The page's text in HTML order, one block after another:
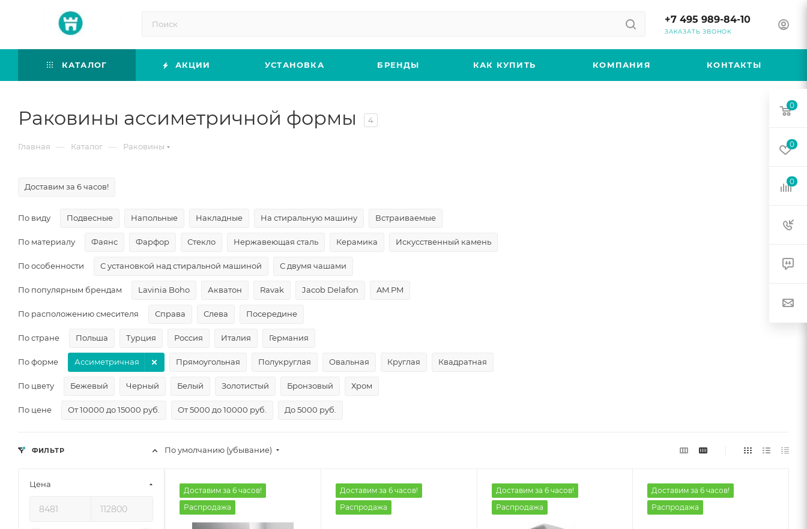
+7 495 989-84-10
ЗАКАЗАТЬ ЗВОНОК
КАТАЛОГ АКЦИИ УСТАНОВКА БРЕНДЫ КАК КУПИТЬ КОМПАНИЯ КОНТАКТЫ
Раковины ассиметричной формы 4
Главная — Каталог — Раковины
Доставим за 6 часов!
По виду Подвесные Напольные Накладные На стиральную машину Встраиваемые
По материалу Фаянс Фарфор Стекло Нержавеющая сталь Керамика Искусственный камень
По особенности С установкой над стиральной машиной С двумя чашами
По популярным брендам Lavinia Boho Акватон Ravak Jacob Delafon AM.PM
По расположению смесителя Справа Слева Посередине
По стране Польша Турция Россия Италия Германия
По форме Прямоугольная Полукруглая Овальная Круглая Квадратная
Ассиметричная
По цвету Бежевый Черный Белый Золотистый Бронзовый Хром
По цене От 10000 до 15000 руб. От 5000 до 10000 руб. До 5000 руб.
По умолчанию (убывание)
Доставим за 6 часов!
Распродажа
Доставим за 6 часов!
Распродажа
Доставим за 6 часов!
Распродажа
Доставим за 6 часов!
Распродажа
ФИЛЬТР
Цена
0
0
0